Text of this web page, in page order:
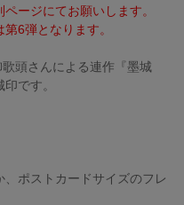
ージにてお願いします。
6弾となります。
頭さんによる連作『墨城
です。
ポストカードサイズのフレ